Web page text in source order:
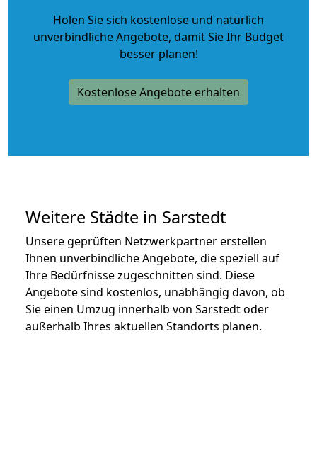
Holen Sie sich kostenlose und natürlich
unverbindliche Angebote, damit Sie Ihr Budget
besser planen!
Kostenlose Angebote erhalten
Weitere Städte in Sarstedt
Unsere geprüften Netzwerkpartner erstellen
Ihnen unverbindliche Angebote, die speziell auf
Ihre Bedürfnisse zugeschnitten sind. Diese
Angebote sind kostenlos, unabhängig davon, ob
Sie einen Umzug innerhalb von Sarstedt oder
außerhalb Ihres aktuellen Standorts planen.